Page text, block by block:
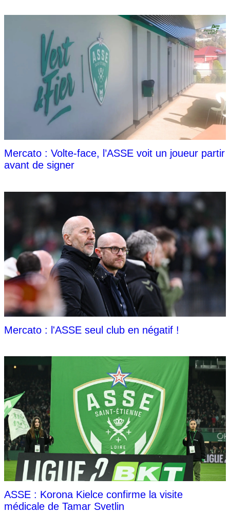
Mercato : Volte-face, l’ASSE voit un joueur partir
avant de signer
Mercato : l'ASSE seul club en négatif !
ASSE : Korona Kielce confirme la visite
médicale de Tamar Svetlin